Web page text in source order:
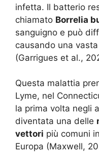
infetta. Il batterio
chiamato Borrelia
sanguigno e può
causando una
(Garrigues et al.,
Questa malattia
Lyme, nel
la prima volta negli
diventata una delle
vettori più comuni
Europa (Maxwell,